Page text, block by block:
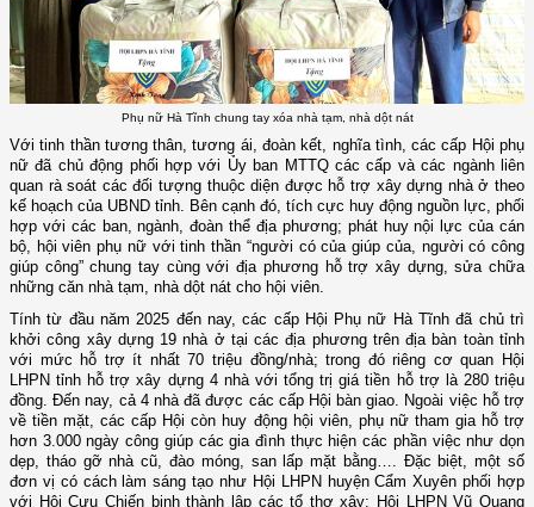
Phụ nữ Hà Tĩnh chung tay xóa nhà tạm, nhà dột nát
Với tinh thần tương thân, tương ái, đoàn kết, nghĩa tình, các cấp Hội phụ
nữ đã chủ động phối hợp với Ủy ban MTTQ các cấp và các ngành liên
quan rà soát các đối tượng thuộc diện được hỗ trợ xây dựng nhà ở theo
kế hoạch của UBND tỉnh. Bên cạnh đó, tích cực huy động nguồn lực, phối
hợp với các ban, ngành, đoàn thể địa phương; phát huy nội lực của cán
bộ, hội viên phụ nữ với tinh thần “người có của giúp của, người có công
giúp công” chung tay cùng với địa phương hỗ trợ xây dựng, sửa chữa
những căn nhà tạm, nhà dột nát cho hội viên.
Tính từ đầu năm 2025 đến nay, các cấp Hội Phụ nữ Hà Tĩnh đã chủ trì
khởi công xây dựng 19 nhà ở tại các địa phương trên địa bàn toàn tỉnh
với mức hỗ trợ ít nhất 70 triệu đồng/nhà; trong đó riêng cơ quan Hội
LHPN tỉnh hỗ trợ xây dựng 4 nhà với tổng trị giá tiền hỗ trợ là 280 triệu
đồng. Đến nay, cả 4 nhà đã được các cấp Hội bàn giao. Ngoài việc hỗ trợ
về tiền mặt, các cấp Hội còn huy động hội viên, phụ nữ tham gia hỗ trợ
hơn 3.000 ngày công giúp các gia đình thực hiện các phần việc như dọn
dẹp, tháo gỡ nhà cũ, đào móng, san lấp mặt bằng…. Đặc biệt, một số
đơn vị có cách làm sáng tạo như Hội LHPN huyện Cẩm Xuyên phối hợp
với Hội Cựu Chiến binh thành lập các tổ thợ xây; Hội LHPN Vũ Quang